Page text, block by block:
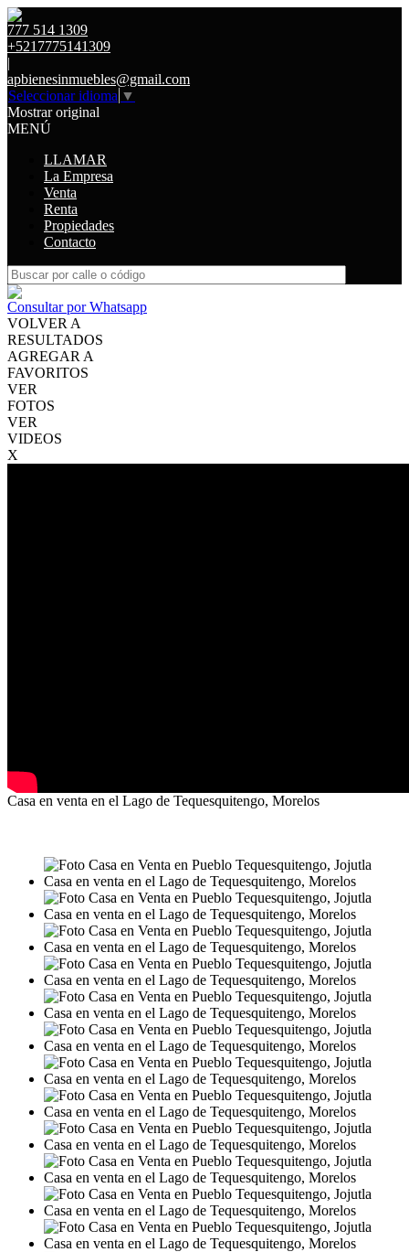
777 514 1309
+5217775141309
|
apbienesinmuebles@gmail.com
Seleccionar idioma ▼
Mostrar original
MENÚ
LLAMAR
La Empresa
Venta
Renta
Propiedades
Contacto
Consultar por Whatsapp
VOLVER A
RESULTADOS
AGREGAR A
FAVORITOS
VER
FOTOS
VER
VIDEOS
X
Casa en venta en el Lago de Tequesquitengo, Morelos